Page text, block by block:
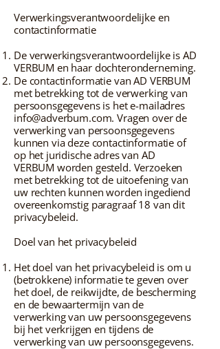
Verwerkingsverantwoordelijke en
contactinformatie
De verwerkingsverantwoordelijke is AD
VERBUM en haar dochteronderneming.
De contactinformatie van AD VERBUM
met betrekking tot de verwerking van
persoonsgegevens is het e-mailadres
info@adverbum.com. Vragen over de
verwerking van persoonsgegevens
kunnen via deze contactinformatie of
op het juridische adres van AD
VERBUM worden gesteld. Verzoeken
met betrekking tot de uitoefening van
uw rechten kunnen worden ingediend
overeenkomstig paragraaf 18 van dit
privacybeleid.
Doel van het privacybeleid
Het doel van het privacybeleid is om u
(betrokkene) informatie te geven over
het doel, de reikwijdte, de bescherming
en de bewaartermijn van de
verwerking van uw persoonsgegevens
bij het verkrijgen en tijdens de
verwerking van uw persoonsgegevens.